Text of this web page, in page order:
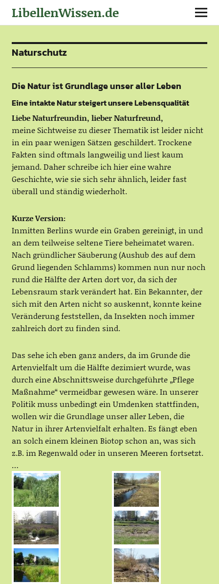
LibellenWissen.de
Naturschutz
Die Natur ist Grundlage unser aller Leben
Eine intakte Natur steigert unsere Lebensqualität
Liebe Naturfreundin, lieber Naturfreund,
meine Sichtweise zu dieser Thematik ist leider nicht
in ein paar wenigen Sätzen geschildert. Trockene
Fakten sind oftmals langweilig und liest kaum
jemand. Daher schreibe ich hier eine wahre
Geschichte, wie sie sich sehr ähnlich, leider fast
überall und ständig wiederholt.
Kurze Version:
Inmitten Berlins wurde ein Graben gereinigt, in und
an dem teilweise seltene Tiere beheimatet waren.
Nach gründlicher Säuberung (Aushub des auf dem
Grund liegenden Schlamms) kommen nun nur noch
rund die Hälfte der Arten dort vor, da sich der
Lebensraum stark verändert hat. Ein Bekannter, der
sich mit den Arten nicht so auskennt, konnte keine
Veränderung feststellen, da Insekten noch immer
zahlreich dort zu finden sind.
Das sehe ich eben ganz anders, da im Grunde die
Artenvielfalt um die Hälfte dezimiert wurde, was
durch eine Abschnittsweise durchgeführte „Pflege
Maßnahme“ vermeidbar gewesen wäre. In unserer
Politik muss unbedingt ein Umdenken stattfinden,
wollen wir die Grundlage unser aller Leben, die
Natur in ihrer Artenvielfalt erhalten. Es fängt eben
an solch einem kleinen Biotop schon an, was sich
z.B. im Regenwald oder in unseren Meeren fortsetzt.
…